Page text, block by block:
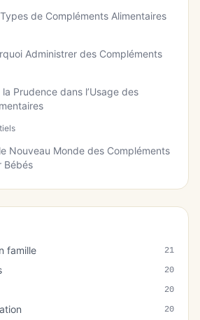
de Compléments Alimentaires
Administrer des Compléments
Prudence dans l’Usage des
Nouveau Monde des Compléments
Bébés
famille 21
20
20
20